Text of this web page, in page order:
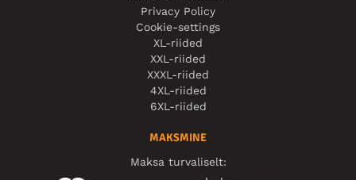
Privacy Policy
Cookie-settings
XL-riided
XXL-riided
XXXL-riided
4XL-riided
6XL-riided
MAKSMINE
Maksa turvaliselt: